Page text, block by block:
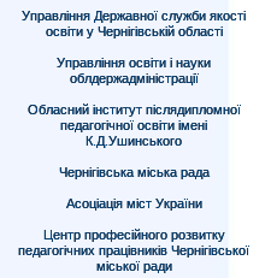
Управління Державної служби якості
освіти у Чернігівській області
Управління освіти і науки
облдержадміністрації
Обласний інститут післядипломної
педагогічної освіти імені
К.Д.Ушинського
Чернігівська міська рада
Асоціація міст України
Центр професійного розвитку
педагогічних працівників Чернігівської
міської ради